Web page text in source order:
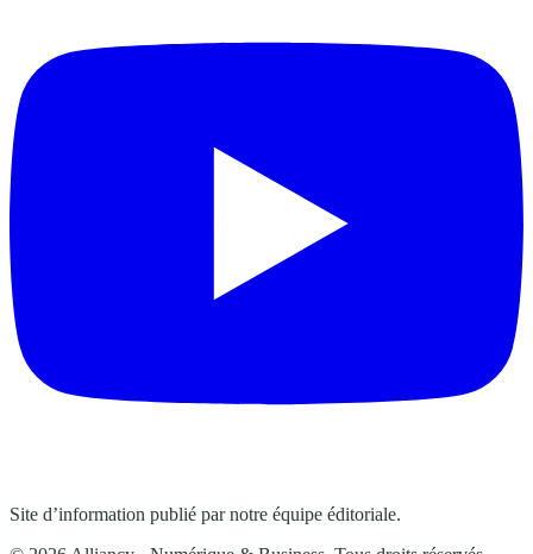
Site d’information publié par notre équipe éditoriale.